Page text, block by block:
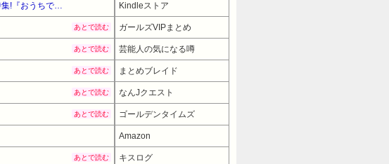
【最大50%OFF】秋田書店 AKITA電子祭り 夏の陣 帰省前・帰省中に役に立つ!? 嫁姑トラブル特集!『おうちで死にたい～自然で穏やかな最後の日々～』他 Kindleストア
あとで読む ガールズVIPまとめ
あとで読む 芸能人の気になる噂
あとで読む まとめブレイド
あとで読む なんJクエスト
あとで読む ゴールデンタイムズ
Amazon
あとで読む キスログ